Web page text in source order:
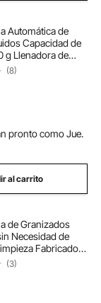
Automática de
Capacidad de
g Llenadora de
de
Leche, Agua,
de Soja,
(8)
pronto como Jue.
al carrito
de Granizados
Necesidad de
Fabricado
304 con 6
para
Frappés,
(3)